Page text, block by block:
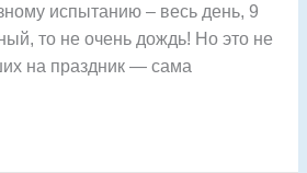
испытанию – весь день, 9
то не очень дождь! Но это не
на праздник — сама